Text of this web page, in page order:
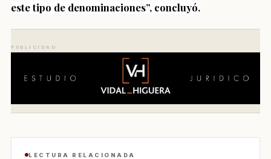
este tipo de denominaciones”, concluyó.
PUBLICIDAD
LECTURA RELACIONADA